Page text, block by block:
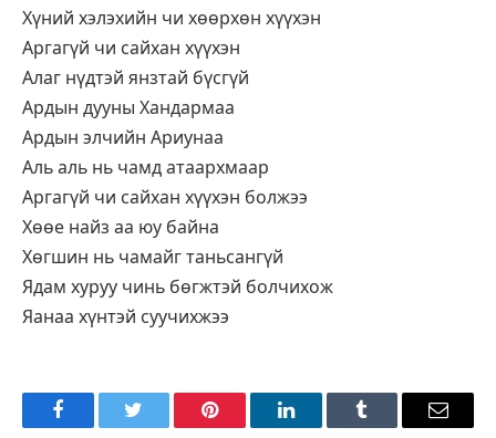
Хүний хэлэхийн чи хөөрхөн хүүхэн
Аргагүй чи сайхан хүүхэн
Алаг нүдтэй янзтай бүсгүй
Ардын дууны Хандармаа
Ардын элчийн Ариунаа
Аль аль нь чамд атаархмаар
Аргагүй чи сайхан хүүхэн болжээ
Хөөе найз аа юу байна
Хөгшин нь чамайг таньсангүй
Ядам хуруу чинь бөгжтэй болчихож
Яанаа хүнтэй суучихжээ
FacebookTwitter Pinterest LinkedInTumblr Имэйл